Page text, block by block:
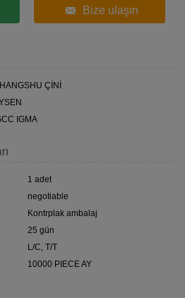
Bize ulaşın
ÇİNİ
IGMA
1 adet
negotiable
Kontrplak ambalaj
25 gün
L/C, T/T
10000 PIECE AY